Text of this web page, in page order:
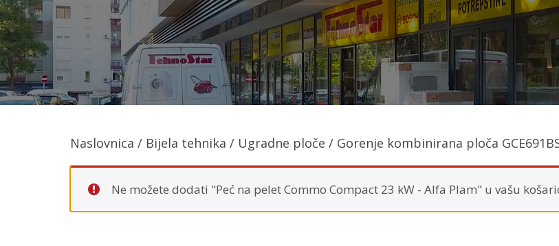
Naslovnica / Bijela tehnika / Ugradne ploče / Gorenje kombinirana ploča
Ne možete dodati "Peć na pelet Commo Compact 23 kW - Alfa Plam" u vašu